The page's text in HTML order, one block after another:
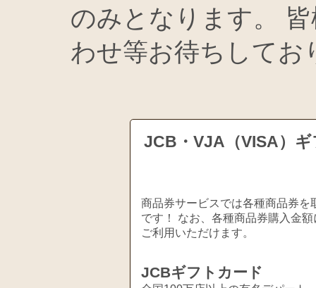
のみとなります。
わせ等お待ちしてお
JCB・VJA（VISA）
商品券サービスでは各種商品券
です！ なお、各種商品券購入金
ご利用いただけます。
JCBギフトカード